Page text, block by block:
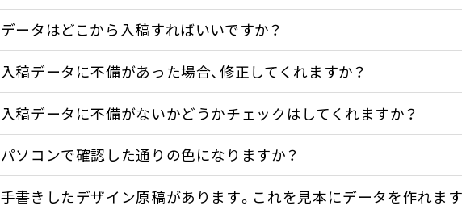
データはどこから入稿すればいいですか？
入稿データに不備があった場合、修正してくれますか？
入稿データに不備がないかどうかチェックはしてくれますか？
パソコンで確認した通りの色になりますか？
手書きしたデザイン原稿があります。これを見本にデータを作れま